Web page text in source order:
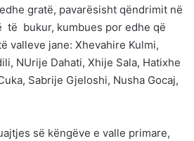
gratë, pavarësisht qëndrimit në
të bukur, kumbues por edhe që
valleve jane: Xhevahire Kulmi,
NUrije Dahati, Xhije Sala, Hatixhe
Sabrije Gjeloshi, Nusha Gocaj,
së këngëve e valle primare,